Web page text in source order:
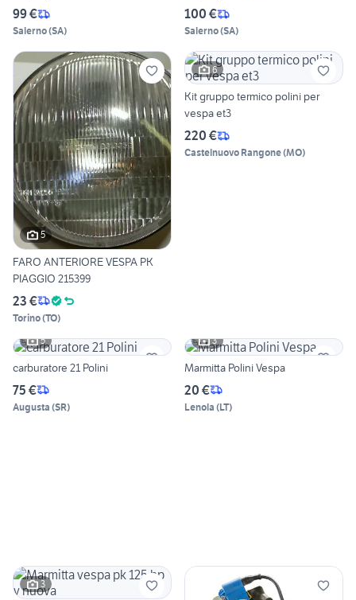
99 €
Salerno(SA)
100 €
Salerno(SA)
5
FARO ANTERIORE VESPA PK
PIAGGIO 215399
23 €
Torino(TO)
6
Kit gruppo termico polini per
vespa et3
220 €
Castelnuovo Rangone(MO)
5
carburatore 21 Polini
75 €
Augusta (SR)
3
Marmitta Polini Vespa
20 €
Lenola (LT)
3